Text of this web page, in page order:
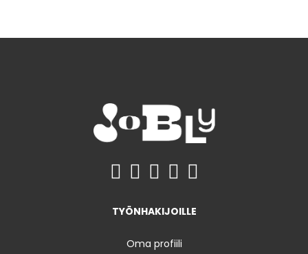
TYÖNHAKIJOILLE
Oma profiili